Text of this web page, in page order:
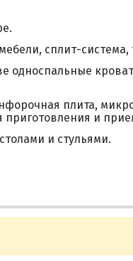
сплит-система,
односпальные
плита,
приготовления и
и стульями.